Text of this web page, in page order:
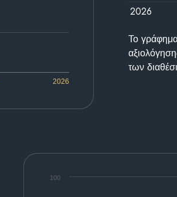
2026
2026
Το γράφημα
των
100